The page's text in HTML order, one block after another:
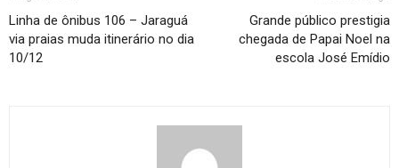
Linha de ônibus 106 – Jaraguá
via praias muda itinerário no dia
10/12
Grande público prestigia
chegada de Papai Noel na
escola José Emídio